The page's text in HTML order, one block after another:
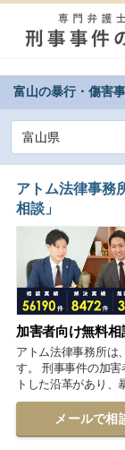
都道府県から探
北海道・東北
北海道 青森
北陸・甲信越
新潟 富山
関東
茨城 栃木
東海
岐阜 静岡
関西
富山の暴行・傷害
アトム法律事務
相談」
加害者向け無料
アトム法律事務所は
す。 刑事事件の加
トした沿革があり、
メールで相